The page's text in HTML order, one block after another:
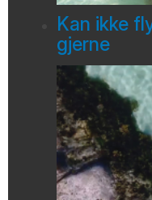
Kan ikke
gjerne